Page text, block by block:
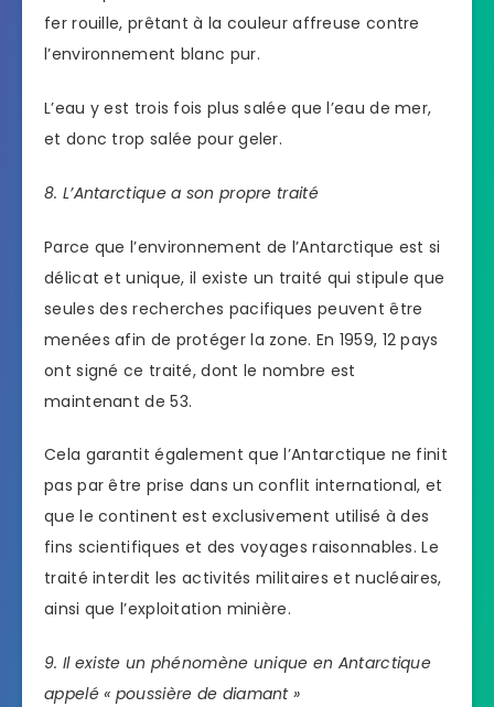
fer rouille, prêtant à la couleur affreuse contre
l’environnement blanc pur.
L’eau y est trois fois plus salée que l’eau de mer,
et donc trop salée pour geler.
8. L’Antarctique a son propre traité
Parce que l’environnement de l’Antarctique est si
délicat et unique, il existe un traité qui stipule que
seules des recherches pacifiques peuvent être
menées afin de protéger la zone. En 1959, 12 pays
ont signé ce traité, dont le nombre est
maintenant de 53.
Cela garantit également que l’Antarctique ne finit
pas par être prise dans un conflit international, et
que le continent est exclusivement utilisé à des
fins scientifiques et des voyages raisonnables. Le
traité interdit les activités militaires et nucléaires,
ainsi que l’exploitation minière.
9. Il existe un phénomène unique en Antarctique
appelé « poussière de diamant »